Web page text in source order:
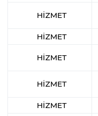
HİZMET
HİZMET
HİZMET
HİZMET
HİZMET